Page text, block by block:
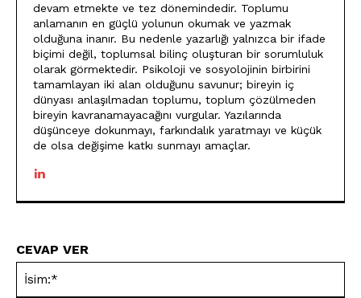
devam etmekte ve tez dönemindedir. Toplumu
anlamanın en güçlü yolunun okumak ve yazmak
olduğuna inanır. Bu nedenle yazarlığı yalnızca bir ifade
biçimi değil, toplumsal bilinç oluşturan bir sorumluluk
olarak görmektedir. Psikoloji ve sosyolojinin birbirini
tamamlayan iki alan olduğunu savunur; bireyin iç
dünyası anlaşılmadan toplumu, toplum çözülmeden
bireyin kavranamayacağını vurgular. Yazılarında
düşünceye dokunmayı, farkındalık yaratmayı ve küçük
de olsa değişime katkı sunmayı amaçlar.
CEVAP VER